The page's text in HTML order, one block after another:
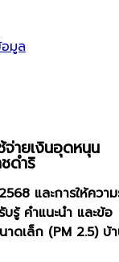
มูล
จ่ายเงินอุดหนุน
ดำริ
และการให้ควา
รู้ คำแนะนำ และข้อ
ดเล็ก (PM 2.5) บ้